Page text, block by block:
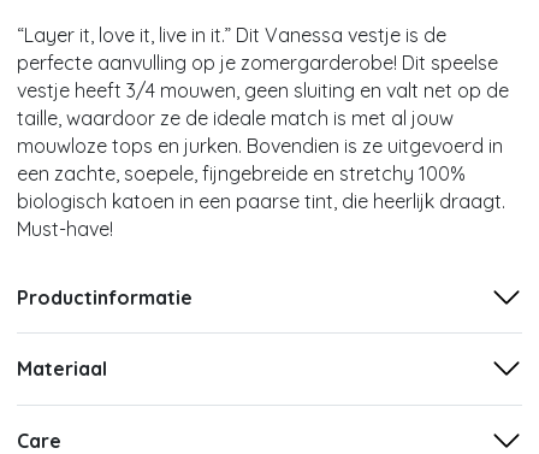
“Layer it, love it, live in it.” Dit Vanessa vestje is de
perfecte aanvulling op je zomergarderobe! Dit speelse
vestje heeft 3/4 mouwen, geen sluiting en valt net op de
taille, waardoor ze de ideale match is met al jouw
mouwloze tops en jurken. Bovendien is ze uitgevoerd in
een zachte, soepele, fijngebreide en stretchy 100%
biologisch katoen in een paarse tint, die heerlijk draagt.
Must-have!
Productinformatie
Materiaal
Care